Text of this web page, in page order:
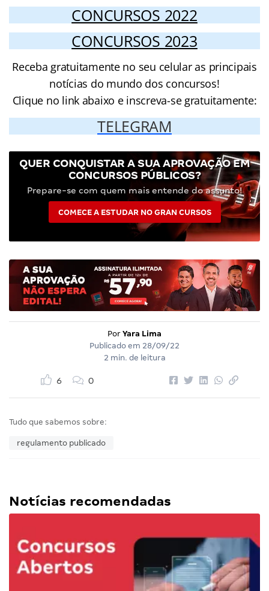
CONCURSOS 2022
CONCURSOS 2023
Receba gratuitamente no seu celular as principais
notícias do mundo dos concursos!
Clique no link abaixo e inscreva-se gratuitamente:
TELEGRAM
QUER CONQUISTAR A SUA APROVAÇÃO EM
CONCURSOS PÚBLICOS?
Prepare-se com quem mais entende do assunto!
COMECE A ESTUDAR NO GRAN CURSOS
Por Yara Lima
Publicado em 28/09/22
2 min. de leitura
6 0
Tudo que sabemos sobre:
regulamento publicado
Notícias recomendadas